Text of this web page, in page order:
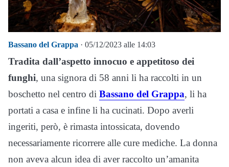
Bassano del Grappa · 05/12/2023 alle 14:03
Tradita dall’aspetto innocuo e appetitoso dei
funghi, una signora di 58 anni li ha raccolti in un
boschetto nel centro di Bassano del Grappa, li ha
portati a casa e infine li ha cucinati. Dopo averli
ingeriti, però, è rimasta intossicata, dovendo
necessariamente ricorrere alle cure mediche. La donna
non aveva alcun idea di aver raccolto un’amanita